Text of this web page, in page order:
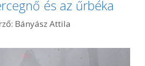
és az űrbéka
Bányász Attila